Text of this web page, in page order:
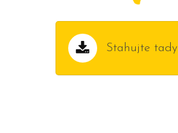
Stahujte tady